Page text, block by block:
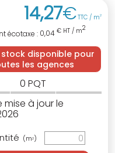
14,27€TTC / m2
écotaxe : 0,04 € HT / m2
disponible pour
les agences
0 PQT
mise à jour le
(m2)